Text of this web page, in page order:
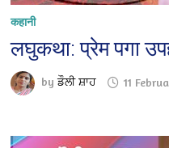
कहानी
लघुकथा: प्रेम पगा
byਡੌਲੀ ਸ਼ਾਹ 11